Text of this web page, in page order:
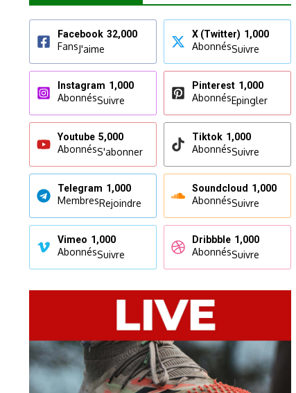
Facebook 32,000
FansJ'aime
X (Twitter) 1,000
AbonnésSuivre
Instagram 1,000
AbonnésSuivre
Pinterest 1,000
AbonnésEpingler
Youtube 5,000
AbonnésS'abonner
Tiktok 1,000
AbonnésSuivre
Telegram 1,000
MembresRejoindre
Soundcloud 1,000
AbonnésSuivre
Vimeo 1,000
AbonnésSuivre
Dribbble 1,000
AbonnésSuivre